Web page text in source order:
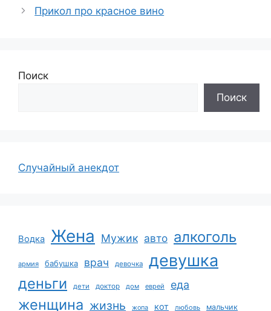
Прикол про красное вино
Поиск
Поиск
Случайный анекдот
Водка Жена Мужик авто алкоголь
армия бабушка врач девочка девушка
деньги дети доктор дом еврей еда
женщина жизнь жопа кот любовь мальчик